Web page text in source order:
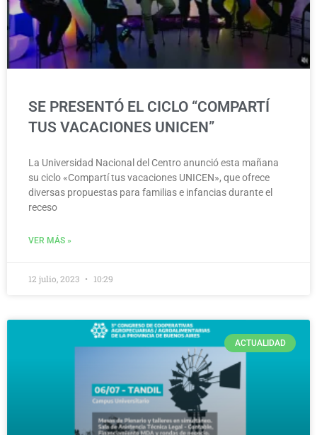
SE PRESENTÓ EL CICLO “COMPARTÍ
TUS VACACIONES UNICEN”
La Universidad Nacional del Centro anunció esta mañana
su ciclo «Compartí tus vacaciones UNICEN», que ofrece
diversas propuestas para familias e infancias durante el
receso
VER MÁS »
12 julio, 2023 10:29
ACTUALIDAD